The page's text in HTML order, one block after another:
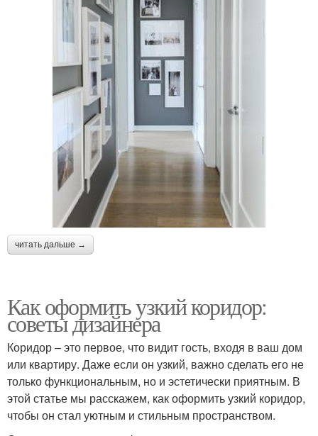
читать дальше →
Как оформить узкий коридор:
советы дизайнера
Коридор – это первое, что видит гость, входя в ваш дом
или квартиру. Даже если он узкий, важно сделать его не
только функциональным, но и эстетически приятным. В
этой статье мы расскажем, как оформить узкий коридор,
чтобы он стал уютным и стильным пространством.